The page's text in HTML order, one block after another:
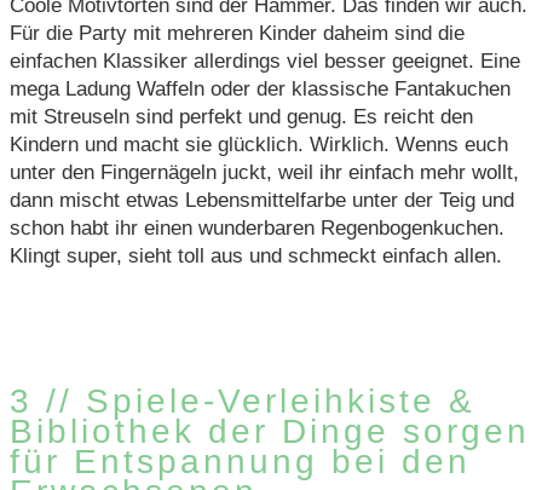
Coole Motivtorten sind der Hammer. Das finden wir auch.
Für die Party mit mehreren Kinder daheim sind die
einfachen Klassiker allerdings viel besser geeignet. Eine
mega Ladung Waffeln oder der klassische Fantakuchen
mit Streuseln sind perfekt und genug. Es reicht den
Kindern und macht sie glücklich. Wirklich. Wenns euch
unter den Fingernägeln juckt, weil ihr einfach mehr wollt,
dann mischt etwas Lebensmittelfarbe unter der Teig und
schon habt ihr einen wunderbaren Regenbogenkuchen.
Klingt super, sieht toll aus und schmeckt einfach allen.
3 // Spiele-Verleihkiste &
Bibliothek der Dinge sorgen
für Entspannung bei den